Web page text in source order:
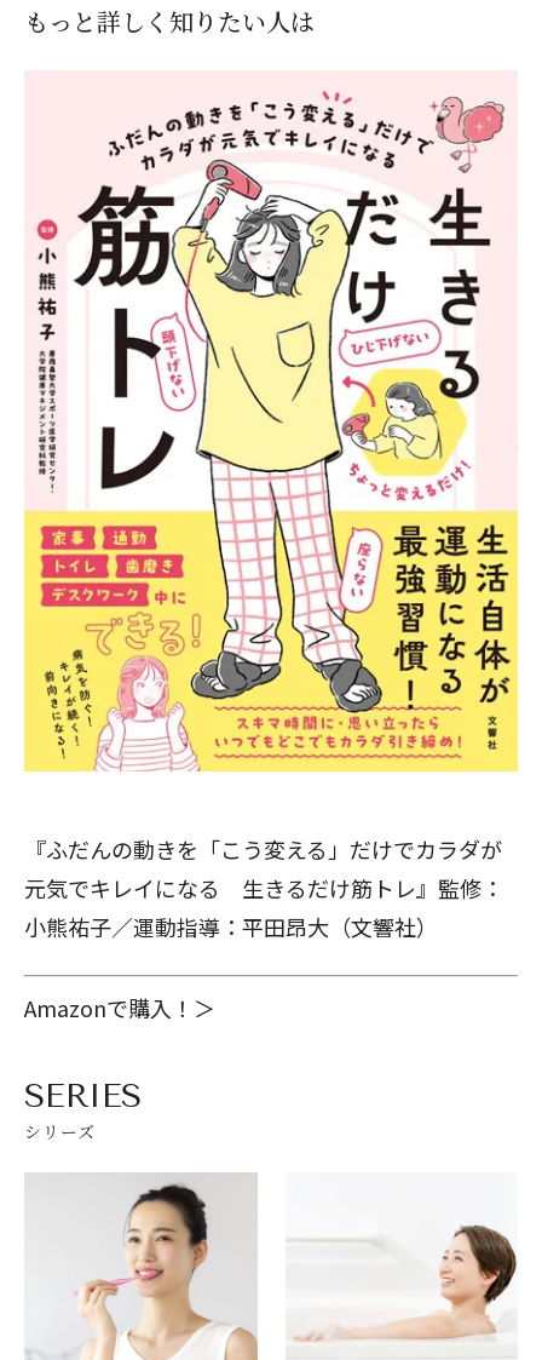
もっと詳しく知りたい人は
『ふだんの動きを「こう変える」だけでカラダが
元気でキレイになる 生きるだけ筋トレ』監修：
小熊祐子／運動指導：平田昂大（文響社）
Amazonで購入！＞
SERIES
シリーズ
閉じる